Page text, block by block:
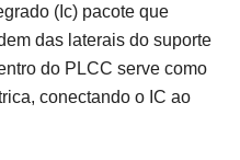
(Ic) pacote que
das laterais do suporte
do PLCC serve como
conectando o IC ao